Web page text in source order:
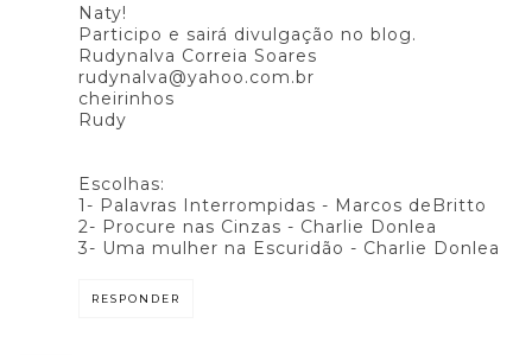
Naty!
Participo e sairá divulgação no blog.
Rudynalva Correia Soares
rudynalva@yahoo.com.br
cheirinhos
Rudy
Escolhas:
1- Palavras Interrompidas - Marcos deBritto
2- Procure nas Cinzas - Charlie Donlea
3- Uma mulher na Escuridão - Charlie Donlea
RESPONDER